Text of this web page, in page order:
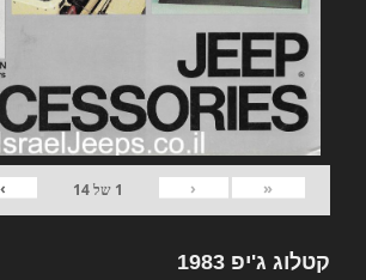
«
‹
1 של14
›
קטלוג ג'יפ 1983